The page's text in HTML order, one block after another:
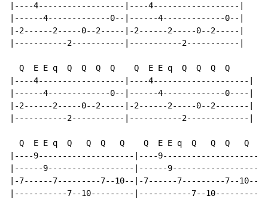
|----4------------------|----4------------------|
|------4-------------0--|------4-------------0--|
|-2------2-----0--2-----|-2------2-----0--2-----|
|-----------2-----------|-----------2-----------|
  Q  E E q  Q  Q  Q  Q    Q  E E q  Q  Q  Q  Q
|----4------------------|----4--------------------|
|------4-------------0--|------4-------------0----|
|-2------2-----0--2-----|-2------2-----0--2-------|
|-----------2-----------|-----------2-------------|
  Q  E E q  Q   Q  Q   Q    Q  E E q  Q   Q  Q   Q
|----9--------------------|----9--------------------|
|------9------------------|------9------------------|
|-7------7---------7--10--|-7------7---------7--10--|
|-----------7--10---------|-----------7--10---------|